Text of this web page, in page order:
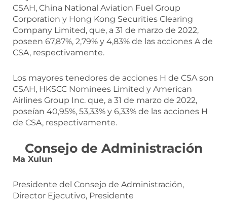
CSAH, China National Aviation Fuel Group
Corporation y Hong Kong Securities Clearing
Company Limited, que, a 31 de marzo de 2022,
poseen 67,87%, 2,79% y 4,83% de las acciones A de
CSA, respectivamente.
Los mayores tenedores de acciones H de CSA son
CSAH, HKSCC Nominees Limited y American
Airlines Group Inc. que, a 31 de marzo de 2022,
poseían 40,95%, 53,33% y 6,33% de las acciones H
de CSA, respectivamente.
Consejo de Administración
Ma Xulun
Presidente del Consejo de Administración,
Director Ejecutivo, Presidente